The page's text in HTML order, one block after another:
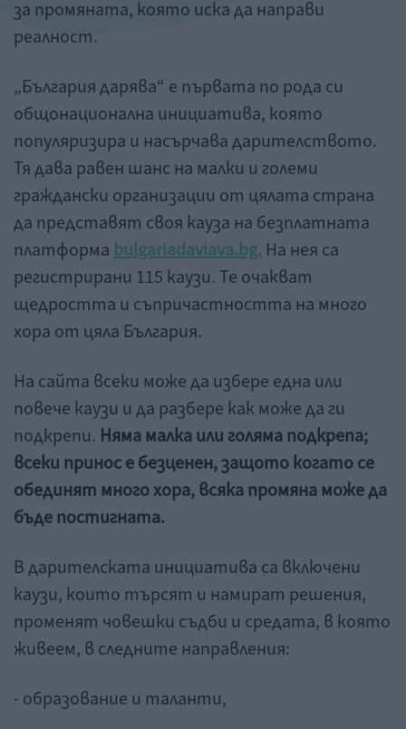
за промяната, която иска да направи
реалност.
„България дарява“ е първата по рода си
общонационална инициатива, която
популяризира и насърчава дарителството.
Тя дава равен шанс на малки и големи
граждански организации от цялата страна
да представят своя кауза на безплатната
платформаbulgariadaviava.bg. На нея са
регистрирани 115 каузи. Те очакват
щедростта и съпричастността на много
хора от цяла България.
На сайта всеки може да избере една или
повече каузи и да разбере как може да ги
подкрепи. Няма малка или голяма подкрепа;
всеки принос е безценен, защото когато се
обединят много хора, всяка промяна може да
бъде постигната.
В дарителската инициатива са включени
каузи, които търсят и намират решения,
променят човешки съдби и средата, в която
живеем, в следните направления:
- образование и таланти,